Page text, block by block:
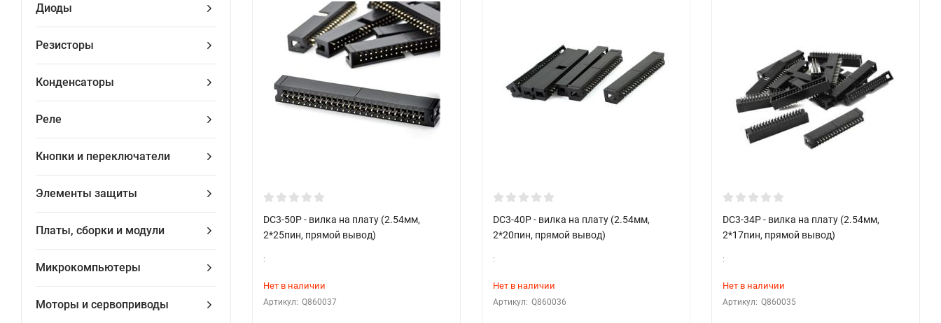
Диоды
Резисторы
Конденсаторы
Реле
Кнопки и переключатели
Элементы защиты
Платы, сборки и модули
Микрокомпьютеры
Моторы и сервоприводы
DC3-50P - вилка на плату (2.54мм,
2*25пин, прямой вывод)
:
Нет в наличии
Артикул: Q860037
DC3-40P - вилка на плату (2.54мм,
2*20пин, прямой вывод)
:
Нет в наличии
Артикул: Q860036
DC3-34P - вилка на плату (2.54мм,
2*17пин, прямой вывод)
:
Нет в наличии
Артикул: Q860035